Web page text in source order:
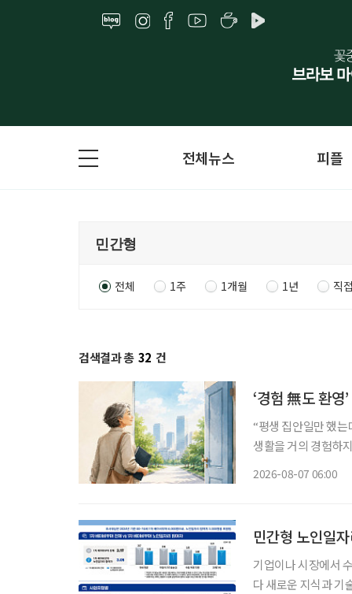
전체뉴스 피플
전체 1주 1개월 1년 직
검색결과 총 32 건
‘경험 無도 환영
“평생 집안일만 했
생활을 거의 경험하
2026-08-07 06:00
민간형 노인일
기업이나 시장에서
다 새로운 지식과 기